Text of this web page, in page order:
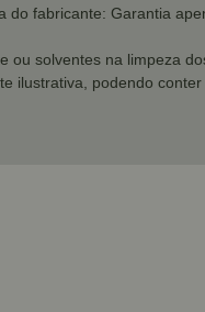
do fabricante: Garantia
ou solventes na limpeza
ilustrativa, podendo